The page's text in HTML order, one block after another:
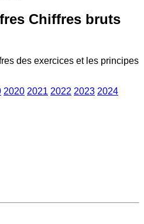
Chiffres bruts
des exercices et les principes
2020 2021 2022 2023 2024